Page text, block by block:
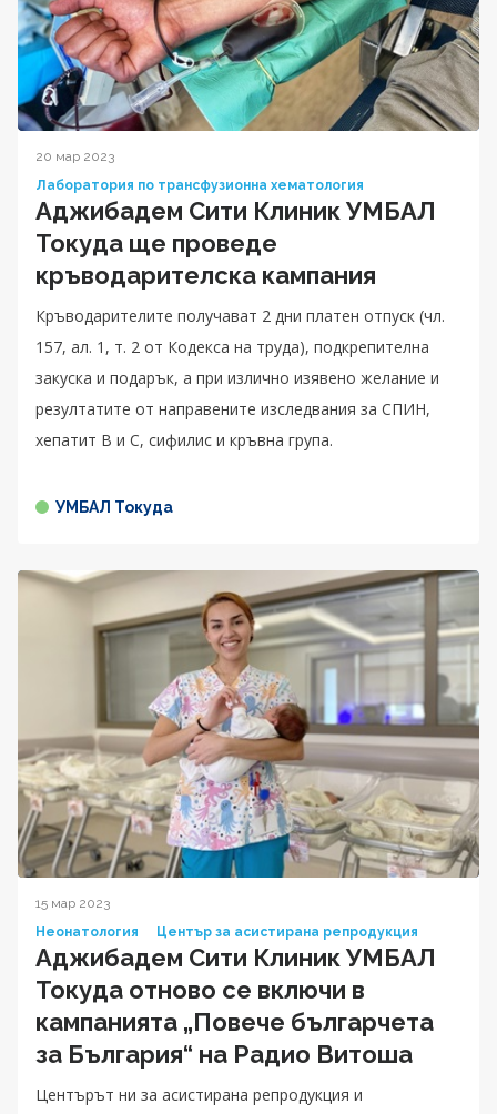
20 мар 2023
Лаборатория по трансфузионна хематология
Аджибадем Сити Клиник УМБАЛ
Токуда ще проведе
кръводарителска кампания
Кръводарителите получават 2 дни платен отпуск (чл.
157, ал. 1, т. 2 от Кодекса на труда), подкрепителна
закуска и подарък, а при излично изявено желание и
резултатите от направените изследвания за СПИН,
хепатит В и С, сифилис и кръвна група.
УМБАЛ Токуда
15 мар 2023
Неонатология
Център за асистирана репродукция
Аджибадем Сити Клиник УМБАЛ
Токуда отново се включи в
кампанията „Повече българчета
за България“ на Радио Витоша
Центърът ни за асистирана репродукция и